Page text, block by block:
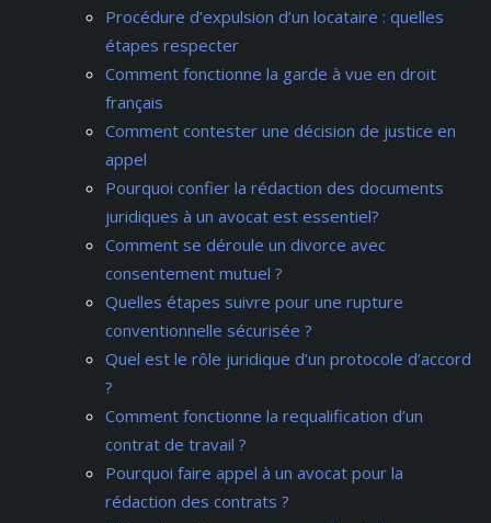
Procédure d’expulsion d’un locataire : quelles
étapes respecter
Comment fonctionne la garde à vue en droit
français
Comment contester une décision de justice en
appel
Pourquoi confier la rédaction des documents
juridiques à un avocat est essentiel?
Comment se déroule un divorce avec
consentement mutuel ?
Quelles étapes suivre pour une rupture
conventionnelle sécurisée ?
Quel est le rôle juridique d’un protocole d’accord
?
Comment fonctionne la requalification d’un
contrat de travail ?
Pourquoi faire appel à un avocat pour la
rédaction des contrats ?